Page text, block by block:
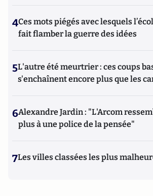
4Ces mots piégés avec lesquels
fait flamber la guerre des idées
5L'autre été meurtrier : ces coups
s'enchaînent encore plus que les
6Alexandre Jardin : "L'Arcom
plus à une police de la pensée"
7Les villes classées les plus